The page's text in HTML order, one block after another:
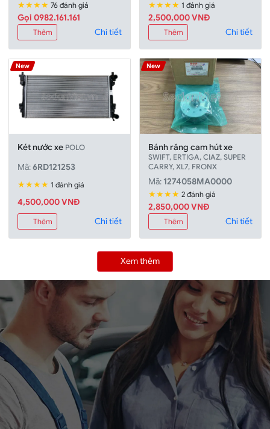
★★★★ 76 đánh giá
Gọi 0982.161.161
Thêm Chi tiết
★★★★ 1 đánh giá
2,500,000 VNÐ
Thêm Chi tiết
New
Két nước xe POLO
Mã:6RD121253
★★★★ 1 đánh giá
4,500,000 VNÐ
Thêm Chi tiết
New
Bánh răng cam hút xe
SWIFT, ERTIGA, CIAZ, SUPER
CARRY, XL7, FRONX
Mã: 1274058MA0000
★★★★ 2 đánh giá
2,850,000 VNÐ
Thêm Chi tiết
Xem thêm